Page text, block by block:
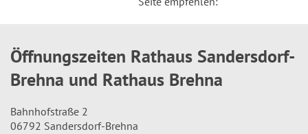
Öffnungszeiten Rathaus Sandersdorf-
Brehna und Rathaus Brehna
Bahnhofstraße 2
06792 Sandersdorf-Brehna